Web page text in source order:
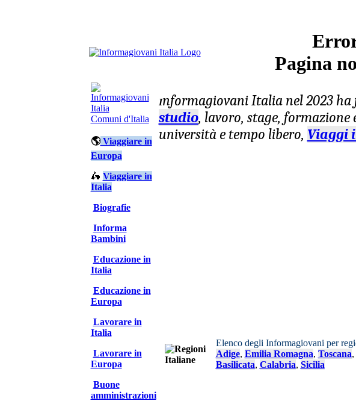
Pagina
Comuni d'Italia
🌎Viaggiare in
Europa
🛵 Viaggiare in
Italia
Biografie
Informa
Bambini
Educazione in
Italia
Educazione in
Europa
Lavorare in
Italia
Lavorare in
Europa
Buone
amministrazioni
InformagiovaniItalia nel 2023 ha
studio, lavoro, stage,
università e tempo libero, Viaggi
Elenco degli Informagiovani per
Adige, Emilia Romagna, Toscana,
Basilicata, Calabria, Sicilia